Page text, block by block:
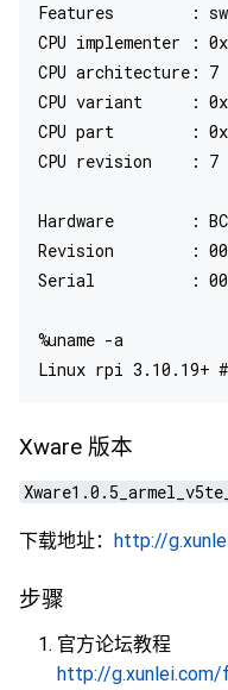
Features        :
CPU implementer :
CPU architecture: 7
CPU variant     :
CPU part        :
CPU revision    : 7
Hardware        :
Revision        :
Serial          :
%uname -a
Xware 版本
下载地址： http://
步骤
官方论坛教程
http://g.xunlei.com/